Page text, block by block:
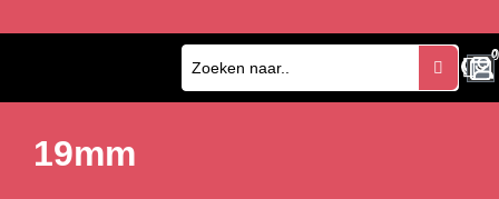
0
0
19mm